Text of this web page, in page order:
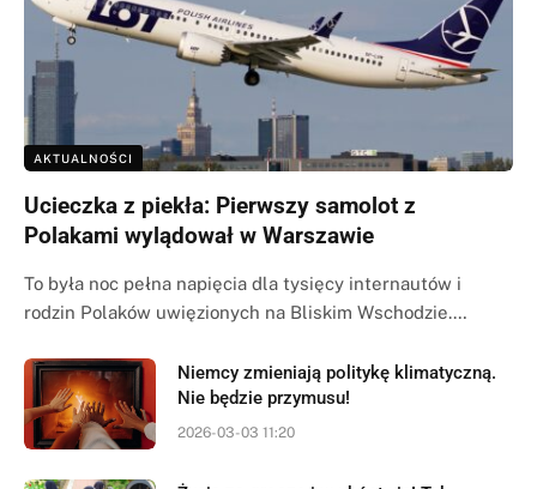
AKTUALNOŚCI
Ucieczka z piekła: Pierwszy samolot z
Polakami wylądował w Warszawie
To była noc pełna napięcia dla tysięcy internautów i
rodzin Polaków uwięzionych na Bliskim Wschodzie.…
Niemcy zmieniają politykę klimatyczną.
Nie będzie przymusu!
2026-03-03 11:20